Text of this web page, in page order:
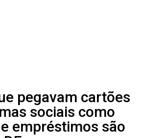
pegavam cartões
sociais como
empréstimos são